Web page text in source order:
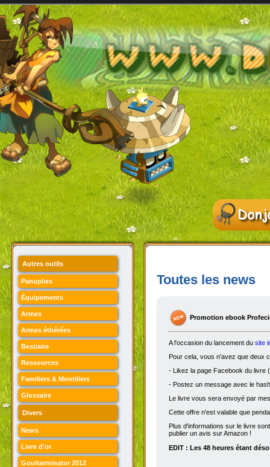
Autres outils
Panoplies
Équipements
Armes
Armes éthérées
Bestiaire
Ressources
Familiers & Montiliers
Glossaire
Divers
News
Livre d'or
Goultarminator 2012
Toutes les news
Promotion ebook
A l'occasion du lancement du site
Pour cela, vous n'avez que deux
- Likez la page Facebook du livre (
- Postez un message avec le
Le livre vous sera envoyé par
Cette offre n'est valable que
Plus d'informations sur le livre
publier un avis sur Amazon !
EDIT : Les 48 heures étant